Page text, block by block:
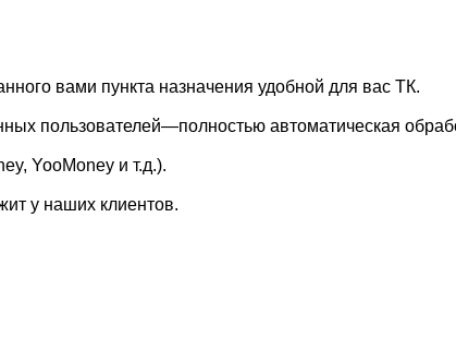
вами пункта назначения удобной для вас ТК.
пользователей—полностью автоматическая
YooMoney и т.д.).
у наших клиентов.